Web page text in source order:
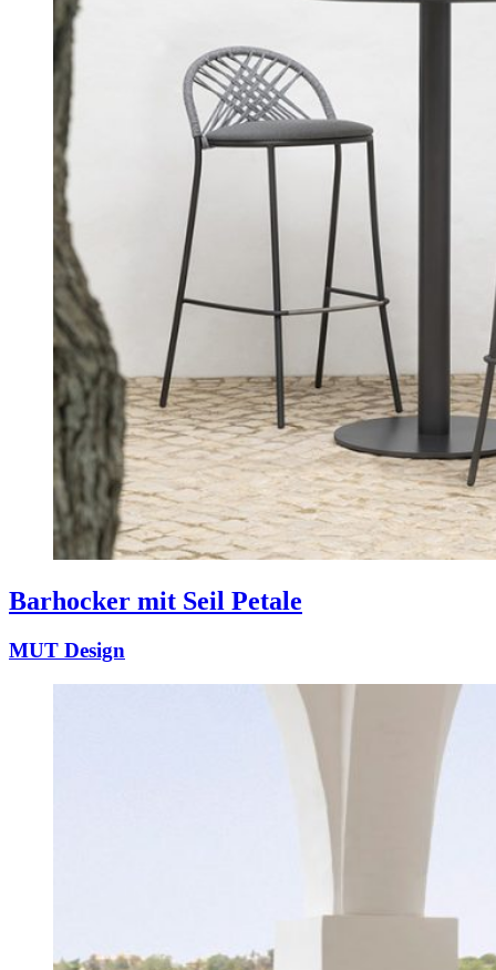
Barhocker mit Seil Petale
MUT Design